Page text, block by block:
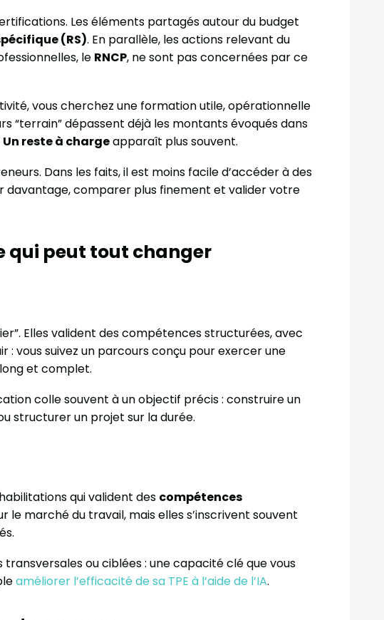
Les éléments partagés autour du budget
(RS). En parallèle, les actions relevant du
le RNCP, ne sont pas concernées par ce
vous cherchez une formation utile, opérationnelle
“terrain” dépassent déjà les montants évoqués dans
Un reste à chargeapparaît plus souvent.
Dans les faits, il est moins facile d’accéder à des
davantage, comparer plus finement et valider votre
qui peut tout changer
Elles valident des compétences structurées, avec
: vous suivez un parcours conçu pour exercer une
et complet.
colle souvent à un objectif précis : construire un
structurer un projet sur la durée.
qui valident des compétences
le marché du travail, mais elles s’inscrivent souvent
ou ciblées : une capacité clé que vous
améliorer l’efficacité de sa TPE à l’aide de l’IA.